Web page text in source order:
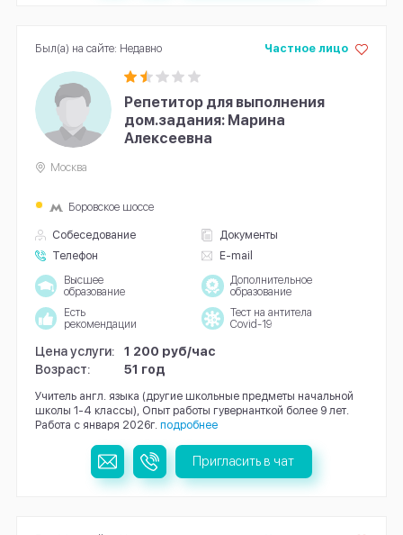
Репетитор для выполнения
дом.задания: Марина
Алексеевна
Собеседование
Документы
Телефон
E-mail
Частное лицо
Москва
Боровское шоссе
Высшее
образование
Дополнительное
образование
Есть
рекомендации
Тест на антитела
Covid-19
Цена услуги:
1 200 руб/час
Возраст:
51 год
Учитель англ. языка (другие школьные предметы начальной
школы 1-4 классы), Опыт работы гувернанткой более 9 лет.
Работа с января 2026г. подробнее
Был(а) на сайте: Недавно
Пригласить в чат